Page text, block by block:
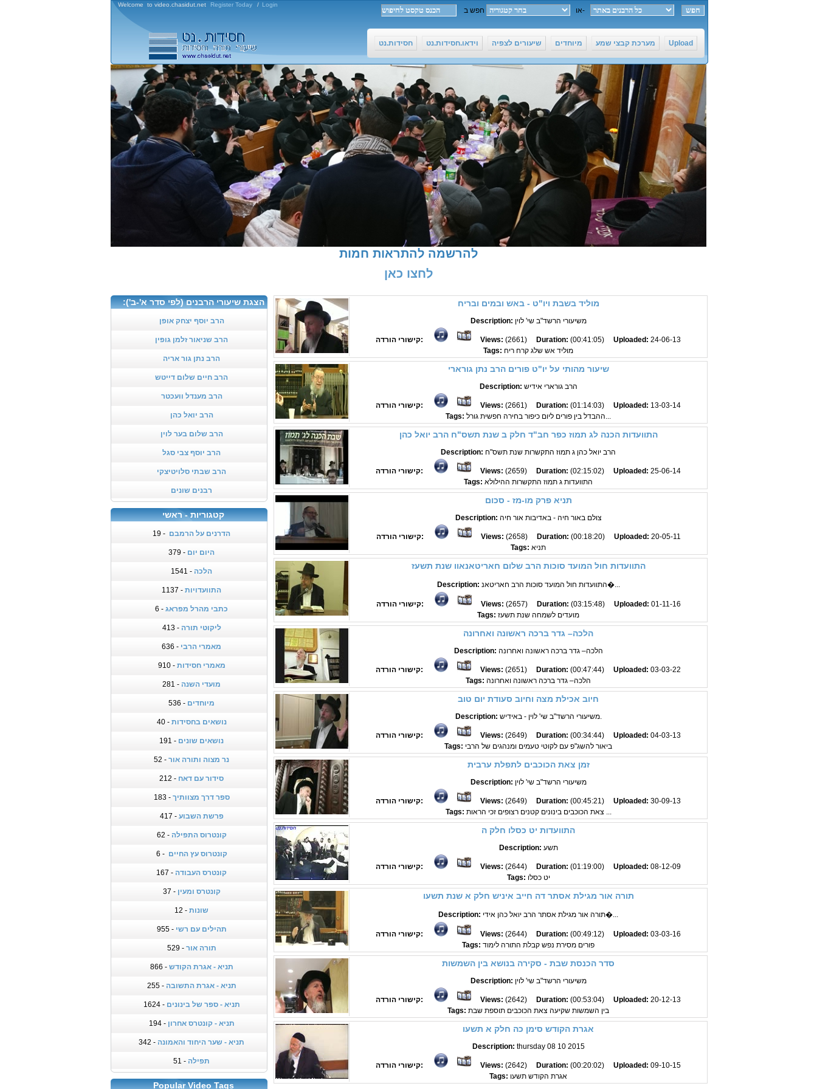
Welcome to video.chasidut.net Register Today / Login
אוחפש ב-
חסידות.נט וידאו.חסידות.נט שיעורים לצפיה מיוחדים מערכת קבצי שמע Upload
להרשמה להתראות חמות
לחצו כאן
הצגת שיעורי הרבנים (לפי סדר א'-ב'):
הרב יוסף יצחק אופן
הרב שניאור זלמן גופין
הרב נתן גור אריה
הרב חיים שלום דייטש
הרב מענדל וועכטר
הרב יואל כהן
הרב שלום בער לוין
הרב יוסף צבי סגל
הרב שבתי סלויטיצקי
רבנים שונים
קטגוריות - ראשי
הדרנים על הרמבם - 19
היום יום - 379
הלכה - 1541
התוועדויות - 1137
כתבי מהרל מפראג - 6
ליקוטי תורה - 413
מאמרי הרבי - 636
מאמרי חסידות - 910
מועדי השנה - 281
מיוחדים - 536
נושאים בחסידות - 40
נושאים שונים - 191
נר מצוה ותורה אור - 52
סידור עם דאח - 212
ספר דרך מצוותיך - 183
פרשת השבוע - 417
קונטרוס התפילה - 62
קונטרוס עץ החיים - 6
קונטרס העבודה - 167
קונטרס ומעין - 37
שונות - 12
תהילים עם רשי - 955
תורה אור - 529
תניא - אגרת הקודש - 866
תניא - אגרת התשובה - 255
תניא - ספר של בינונים - 1624
תניא - קונטרס אחרון - 194
תניא - שער היחוד והאמונה - 342
תפילה - 51
Popular Video Tags
מוליד בשבת ויו"ט - באש ובמים ובריח
Description: משיעורי הרשד"ב שי' לוין
קישורי הורדה: Views: (2661) Duration: (00:41:05) Uploaded: 24-06-13
Tags: מוליד אש שלג קרח ריח
שיעור מהותי על יו"ט פורים הרב נתן גורארי
Description: הרב גורארי אידיש
קישורי הורדה: Views: (2661) Duration: (01:14:03) Uploaded: 13-03-14
Tags:
ההבדל בין פורים ליום כיפור בחירה חפשית גורל...
התוועדות הכנה לג תמוז כפר חב"ד חלק ב שנת תשס"ח הרב יואל כהן
Description: הרב יואל כהן ג תמוז התקשרות שנת תשס"ח
קישורי הורדה: Views: (2659) Duration: (02:15:02) Uploaded: 25-06-14
Tags: התוועדות ג תמוז התקשרות ההילולא
תניא פרק מו-מז - סכום
Description: צולם באור חיה - באדיבות אור חיה
קישורי הורדה: Views: (2658) Duration: (00:18:20) Uploaded: 20-05-11
Tags: תניא
התוועדות חול המועד סוכות הרב שלום חאריטאנאוו שנת תשעז
Description: התוועדות חול המועד סוכות הרב חאריטאנ�...
קישורי הורדה: Views: (2657) Duration: (03:15:48) Uploaded: 01-11-16
Tags: מועדים לשמחה שנת תשעז
הלכה– גדר ברכה ראשונה ואחרונה
Description: הלכה– גדר ברכה ראשונה ואחרונה
קישורי הורדה: Views: (2651) Duration: (00:47:44) Uploaded: 03-03-22
Tags: הלכה– גדר ברכה ראשונה ואחרונה
חיוב אכילת מצה וחיוב סעודת יום טוב
Description: משיעורי הרשד"ב שי' לוין - באידיש.
קישורי הורדה: Views: (2649) Duration: (00:34:44) Uploaded: 04-03-13
Tags: ביאור להשג"פ עם לקוטי טעמים ומנהגים של הרבי
זמן צאת הכוכבים לתפלת ערבית
Description: משיעורי הרשד"ב שי' לוין
קישורי הורדה: Views: (2649) Duration: (00:45:21) Uploaded: 30-09-13
Tags:
צאת הכוכבים בינונים קטנים רצופים זכי הראות ...
התוועדות יט כסלו חלק ה
Description: תשע
קישורי הורדה: Views: (2644) Duration: (01:19:00) Uploaded: 08-12-09
Tags: יט כסלו
תורה אור מגילת אסתר דה חייב איניש חלק א שנת תשעו
Description: תורה אור מגילת אסתר הרב יואל כהן אידי�...
קישורי הורדה: Views: (2644) Duration: (00:49:12) Uploaded: 03-03-16
Tags: פורים מסירת נפש קבלת התורה לימוד
סדר הכנסת שבת - סקירה בנושא בין השמשות
Description: משיעורי הרשד"ב שי' לוין
קישורי הורדה: Views: (2642) Duration: (00:53:04) Uploaded: 20-12-13
Tags: בין השמשות שקיעה צאת הכוכבים תוספת שבת
אגרת הקודש סימן כה חלק א תשעו
Description: thursday 08 10 2015
קישורי הורדה: Views: (2642) Duration: (00:20:02) Uploaded: 09-10-15
Tags: אגרת הקודש תשעו